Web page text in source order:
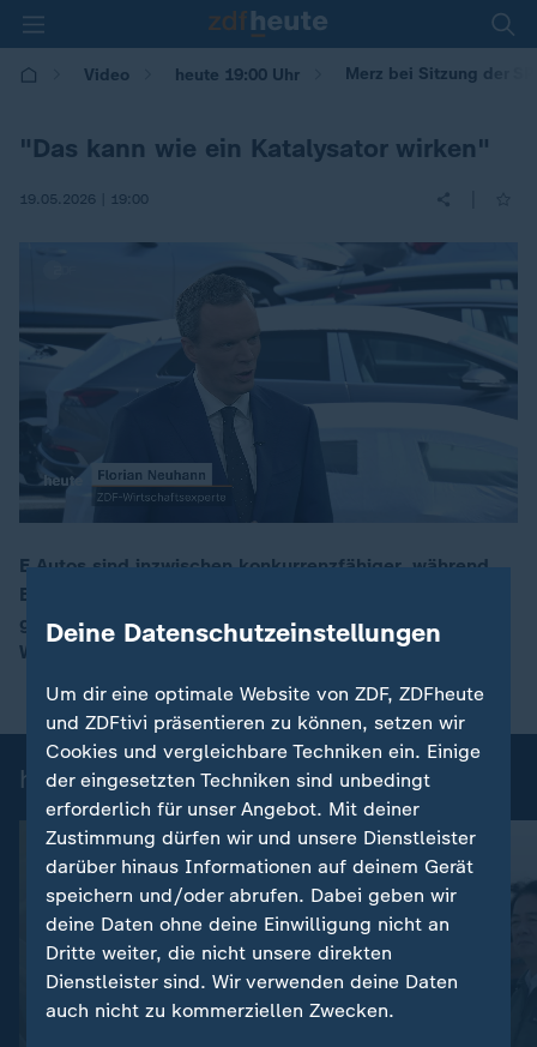
Video heute 19:00 Uhr Merz bei Sitzung der
"Das kann wie ein Katalysator wirken"
19.05.2026 | 19:00
E Autos sind inzwischen konkurrenzfähiger, während
Benziner teurer werden. Auch ohne die neue Förderung
gab es bereits genug Anreize zum Umstieg, so ZDF-
Wirtschaftsexperte Florian Neuhann.
heute 19:00 Uhr: Einzelbeiträge
Deine Datenschutzeinstellungen
Um dir eine optimale Website von ZDF, ZDFheute
und ZDFtivi präsentieren zu können, setzen wir
Cookies und vergleichbare Techniken ein. Einige
der eingesetzten Techniken sind unbedingt
erforderlich für unser Angebot. Mit deiner
Zustimmung dürfen wir und unsere Dienstleister
darüber hinaus Informationen auf deinem Gerät
speichern und/oder abrufen. Dabei geben wir
deine Daten ohne deine Einwilligung nicht an
Dritte weiter, die nicht unsere direkten
Dienstleister sind. Wir verwenden deine Daten
auch nicht zu kommerziellen Zwecken.